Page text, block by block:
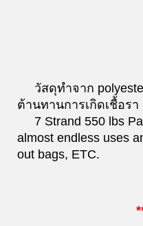
วัสดุทำจาก
ต้านทานการเกิดเชื้อร
7 Strand 550 lbs
almost endless uses
out bags, ETC.